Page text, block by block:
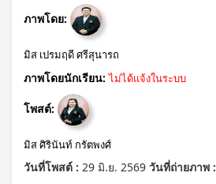
ภาพโดย:
มิส เปรมฤดี ศรีสุนารถ
ภาพโดยนักเรียน: ไม่ได้แจ้งในระบบ
โพสต์:
มิส ศิรินันท์ กรัตพงศ์
วันที่โพสต์ : 29 มิ.ย. 2569 วันที่ถ่ายภาพ :